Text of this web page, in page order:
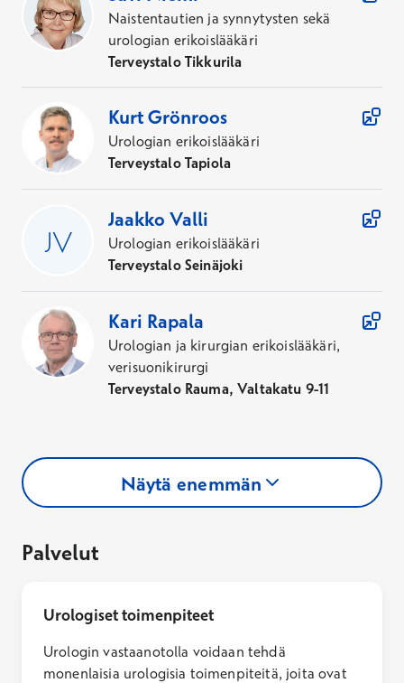
Naistentautien ja synnytysten sekä
urologian erikoislääkäri
Terveystalo Tikkurila
KurtGrönroos
Urologian erikoislääkäri
Terveystalo Tapiola
Jaakko Valli
Urologian erikoislääkäri
Terveystalo Seinäjoki
Kari Rapala
Urologian ja kirurgian erikoislääkäri,
verisuonikirurgi
Terveystalo Rauma, Valtakatu 9-11
Näytä enemmän
Palvelut
Urologiset toimenpiteet
Urologin vastaanotolla voidaan tehdä
monenlaisia urologisia toimenpiteitä, joita ovat